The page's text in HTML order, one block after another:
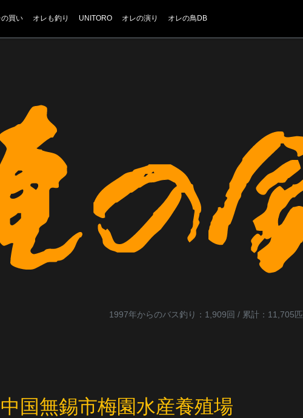
の買い オレも釣り UNITORO オレの演り オレの鳥DB
1997年からのバス釣り：1,909回 / 累計：11,705匹
国無錫市梅園水産養殖場